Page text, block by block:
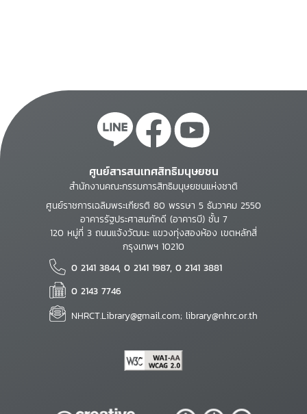
ศูนย์สารสนเทศสิทธิมนุษยชน
สำนักงานคณะกรรมการสิทธิมนุษยชนแห่งชาติ
ศูนย์ราชการเฉลิมพระเกียรติ 80 พรรษา 5 ธันวาคม 2550
อาคารรัฐประศาสนภักดี (อาคารบี) ชั้น 7
120 หมู่ที่ 3 ถนนแจ้งวัฒนะ แขวงทุ่งสองห้อง เขตหลักสี่
กรุงเทพฯ 10210
0 2141 3844, 0 2141 1987, 0 2141 3881
0 2143 7746
NHRCT.Library@gmail.com; library@nhrc.or.th